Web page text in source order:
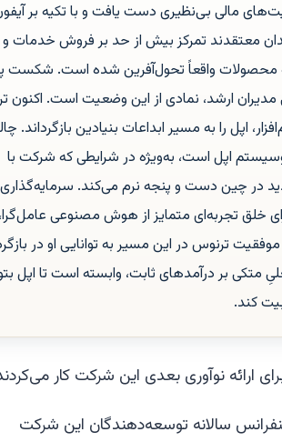
مالی بی‌نظیری دست یافت و با تکیه بر
معتقدند تمرکز بیش از حد بر فروش خدمات و
محصولات واقعاً تحول‌آفرین شده است. شکست
ارشد، نمادی از این وضعیت است. اکنون
اپل را به مسیر ابداعات بنیادین بازگرداند.
اپل است، به‌ویژه در شرایطی که شرکت با
در چین دست‌ و پنجه نرم می‌کند. سرمایه‌گذاری
برای خلق تجربه‌ای متمایز از هوش مصنوعی عامل‌گرا،
ترنوس در این مسیر به توانایی او در
متکی بر درآمدهای ثابت، وابسته است تا اپل
کند.
سالانه توسعه‌دهندگان این شرکت